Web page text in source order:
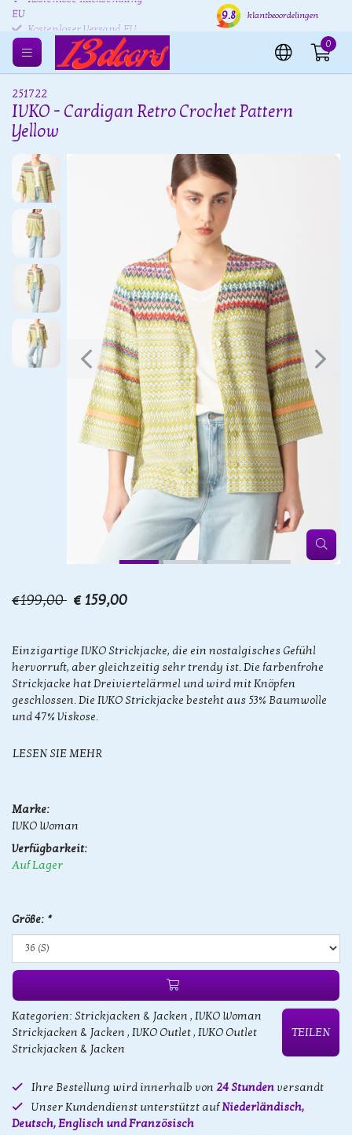
Kostenlose Rücksendung
EU
Versand innerhalb von 24
9.8 klantbeoordelingen
0
251722
IVKO - Cardigan Retro Crochet Pattern
Yellow
€199,00 € 159,00
Einzigartige IVKO Strickjacke, die ein nostalgisches Gefühl
hervorruft, aber gleichzeitig sehr trendy ist. Die farbenfrohe
Strickjacke hat Dreiviertelärmel und wird mit Knöpfen
geschlossen. Die IVKO Strickjacke besteht aus 53% Baumwolle
und 47% Viskose.
LESEN SIE MEHR
Marke:
IVKO Woman
Verfügbarkeit:
Auf Lager
Größe: *
Kategorien: Strickjacken & Jacken , IVKO Woman
Strickjacken & Jacken , IVKO Outlet, IVKO Outlet
Strickjacken & Jacken
TEILEN
Ihre Bestellung wird innerhalb von 24 Stunden versandt
Unser Kundendienst unterstützt aufNiederländisch,
Deutsch, Englisch und Französisch